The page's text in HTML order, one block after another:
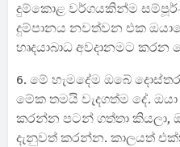
දුම්කොළ වර්ගයකින්ම
දුම්පානය නවත්වන එක
හෘදයාබාධ අවදානමට
6. මේ හැමදේම ඔබේ
මේක තමයි වැදගත්ම දේ.
කරන්න පටන් ගත්තා කියලා,
දැනුවත් කරන්න. කාලයත්